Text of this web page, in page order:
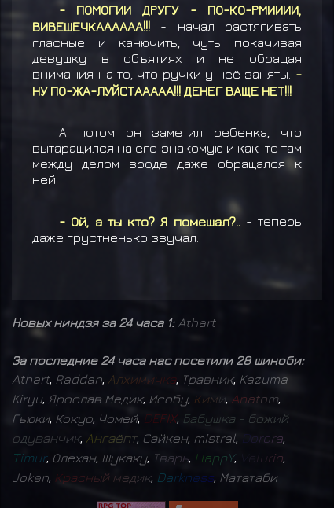
- ПОМОГИИ ДРУГУ - ПО-КО-РМИИИИ,
ВИВЕШЕЧКАААААА!!! - начал растягивать
гласные и канючить, чуть покачивая
девушку в объятиях и не обращая
внимания на то, что ручки у неё заняты. -
НУ ПО-ЖА-ЛУЙСТААААА!!! ДЕНЕГ ВАЩЕ НЕТ!!!
А потом он заметил ребенка, что
вытаращился на его знакомую и как-то там
между делом вроде даже обращался к
ней.
- Ой, а ты кто? Я помешал?.. - теперь
даже грустненько звучал.
Новых ниндзя за 24 часа 1:Athart
За последние 24 часа нас посетили 28 шиноби:
Athart, Raddan Алхимичка Травник, Kazuma
Kiryu, Ярослав Медик, Исобу, Кими Anatom
Гьюки, Кокуо Чомей, DEFIX, Бабушка - божий
одуванчик, Ангаёпт, Сайкен, mistral Dorora
Timur, Олехан, Шукаку, Тварь HappY, lurio
Joken Красный медик, Darkness, Мататаби